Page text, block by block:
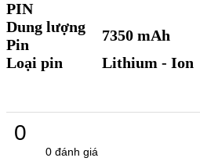
PIN
Dung lượng
Pin
7350 mAh
Loại pin
Lithium - Ion
0
0 đánh giá